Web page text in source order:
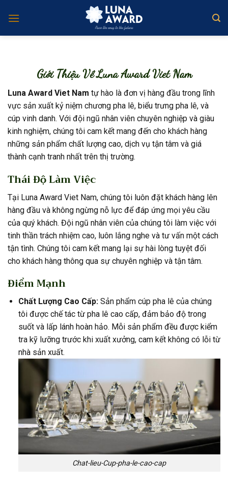
Giới Thiệu Về Luna Award Viet Nam
Luna Award Viet Nam tự hào là đơn vị hàng đầu trong lĩnh
vực sản xuất kỷ niệm chương pha lê, biểu trưng pha lê, và
cúp vinh danh. Với đội ngũ nhân viên chuyên nghiệp và giàu
kinh nghiệm, chúng tôi cam kết mang đến cho khách hàng
những sản phẩm chất lượng cao, dịch vụ tận tâm và giá
thành cạnh tranh nhất trên thị trường.
Thái Độ Làm Việc
Tại Luna Award Viet Nam, chúng tôi luôn đặt khách hàng lên
hàng đầu và không ngừng nỗ lực để đáp ứng mọi yêu cầu
của quý khách. Đội ngũ nhân viên của chúng tôi làm việc với
tinh thần trách nhiệm cao, luôn lắng nghe và tư vấn một cách
tận tình. Chúng tôi cam kết mang lại sự hài lòng tuyệt đối
cho khách hàng thông qua sự chuyên nghiệp và tận tâm.
Điểm Mạnh
Chất Lượng Cao Cấp:Sản phẩm cúp pha lê của chúng
tôi được chế tác từ pha lê cao cấp, đảm bảo độ trong
suốt và lấp lánh hoàn hảo. Mỗi sản phẩm đều được kiểm
tra kỹ lưỡng trước khi xuất xưởng, cam kết không có lỗi từ
nhà sản xuất.
Chat-lieu-Cup-pha-le-cao-cap